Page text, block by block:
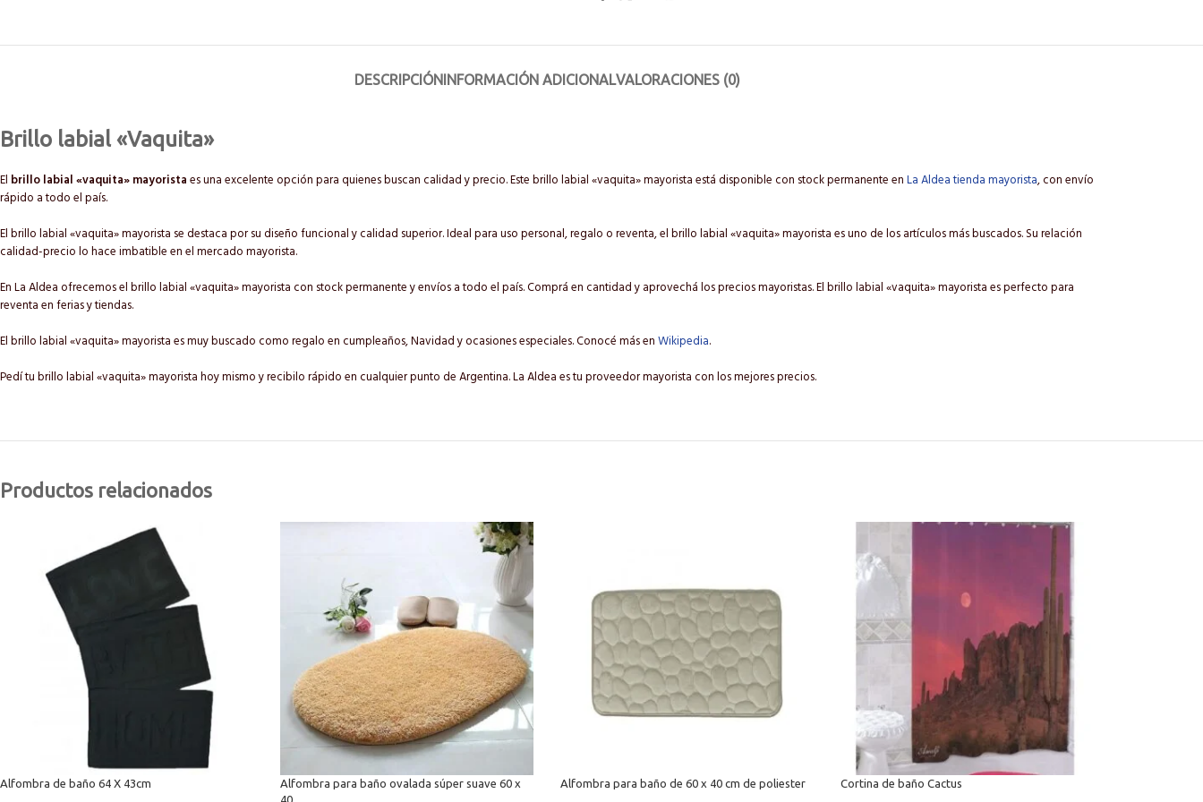
DESCRIPCIÓNINFORMACIÓN ADICIONALVALORACIONES (0)
Brillo labial «Vaquita»
El brillo labial «vaquita» mayoristaes una excelente opción para quienes buscan calidad y precio. Este brillo labial «vaquita» mayorista está disponible con stock permanente enLa Aldea tienda mayorista, con envío
rápido a todo el país.
El brillo labial «vaquita» mayorista se destaca por su diseño funcional y calidad superior. Ideal para uso personal, regalo o reventa, el brillo labial «vaquita» mayorista es uno de los artículos más buscados. Su relación
calidad-precio lo hace imbatible en el mercado mayorista.
En La Aldea ofrecemos el brillo labial «vaquita» mayorista con stock permanente y envíos a todo el país. Comprá en cantidad y aprovechá los precios mayoristas. El brillo labial «vaquita» mayorista es perfecto para
reventa en ferias y tiendas.
El brillo labial «vaquita» mayorista es muy buscado como regalo en cumpleaños, Navidad y ocasiones especiales. Conocé más enWikipedia.
Pedí tu brillo labial «vaquita» mayorista hoy mismo y recibilo rápido en cualquier punto de Argentina. La Aldea es tu proveedor mayorista con los mejores precios.
Productos relacionados
Alfombra de baño 64 X 43cm
Alfombra para baño ovalada súper suave 60 x
40
Alfombra para baño de 60 x 40 cm de poliester Cortina de baño Cactus